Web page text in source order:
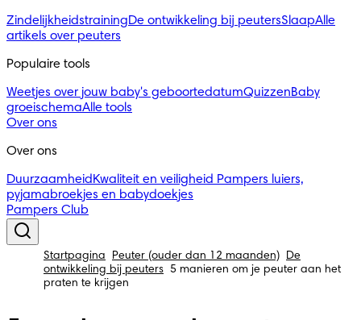
ZindelijkheidstrainingDe ontwikkeling bij peutersSlaapAlle
artikels over peuters
Populaire tools
Weetjes over jouw baby's geboortedatumQuizzenBaby
groeischemaAlle tools
Over ons
Over ons
Duurzaamheid Kwaliteit en veiligheid Pampers luiers,
pyjamabroekjes en babydoekjes
Pampers Club
Startpagina Peuter (ouder dan 12 maanden)
De
ontwikkeling bij peuters 5 manieren om je peuter aan het
praten te krijgen